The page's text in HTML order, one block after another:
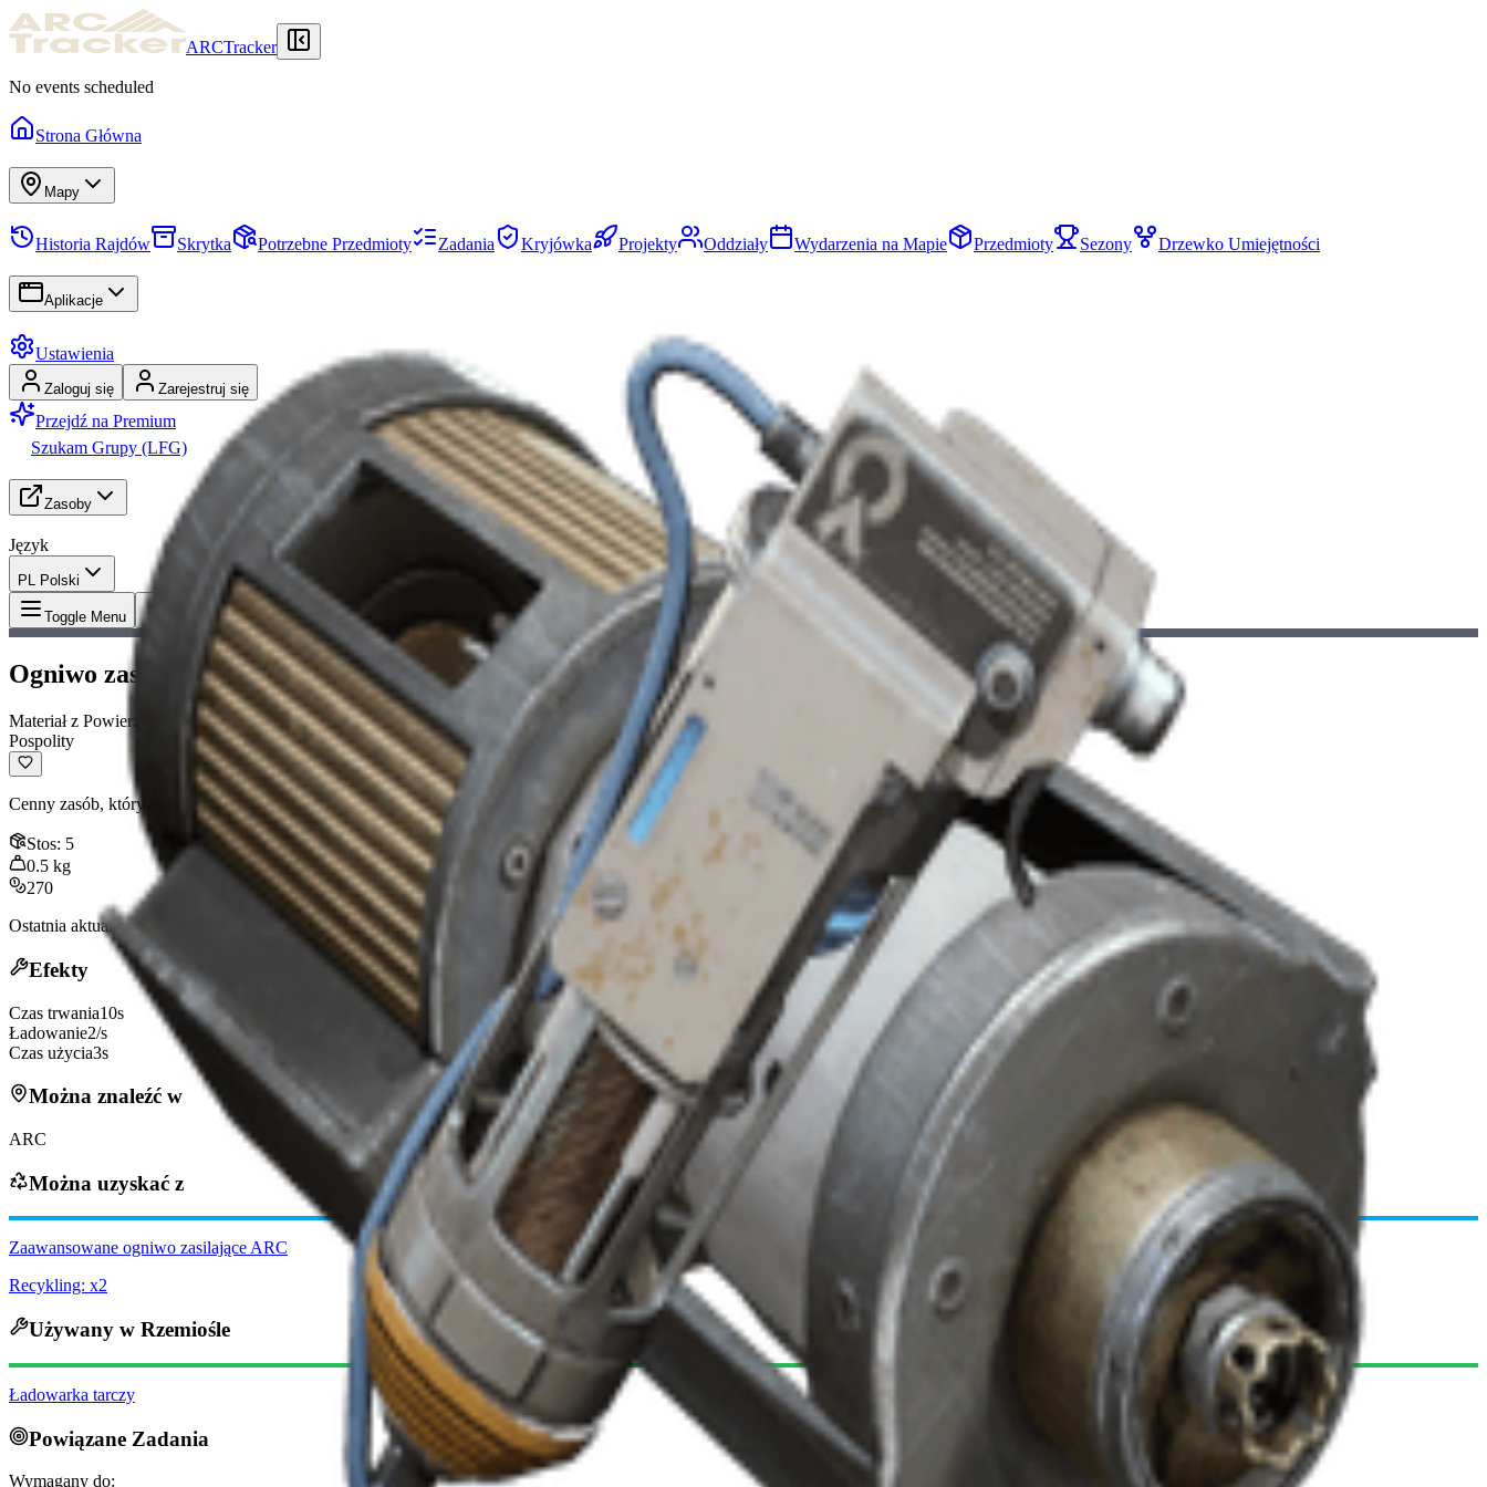
ARCTracker
No events scheduled
Strona Główna
Mapy
Historia Rajdów Skrytka Potrzebne Przedmioty Zadania Kryjówka Projekty Oddziały Wydarzenia na Mapie Przedmioty Sezony Drzewko Umiejętności
Aplikacje
Ustawienia
Zaloguj się Zarejestruj się
Przejdź na Premium
Szukam Grupy (LFG)
Zasoby
Język
PL Polski
Toggle Menu Przedmiot:Ogniwo zasilające ARC
Ogniwo zasilające ARC
Materiał z Powierzchni
Pospolity
Cenny zasób, który wypada ze wszystkich wrogów ARC. Używane do wytworzenia: Ładowarka tarczy Może być użyte do naprawy tarcz.
Stos: 5
0.5 kg
270
Ostatnia aktualizacja
Efekty
Czas trwania10s
Ładowanie2/s
Czas użycia3s
Można znaleźć w
ARC
Można uzyskać z
Zaawansowane ogniwo zasilające ARC
Recykling: x2
Używany w Rzemiośle
Ładowarka tarczy
Powiązane Zadania
Wymagany do: